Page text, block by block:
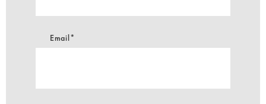
Email*